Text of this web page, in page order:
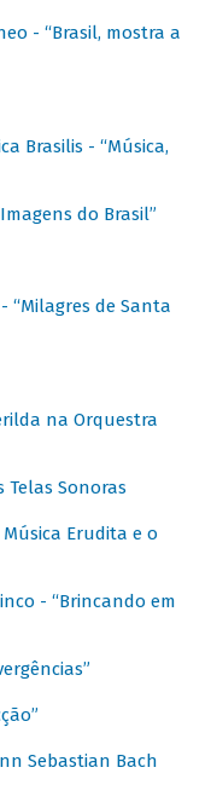
- “Brasil, mostra a
Brasilis - “Música,
do Brasil”
“Milagres de Santa
na Orquestra
Telas Sonoras
Erudita e o
- “Brincando em
Sebastian Bach